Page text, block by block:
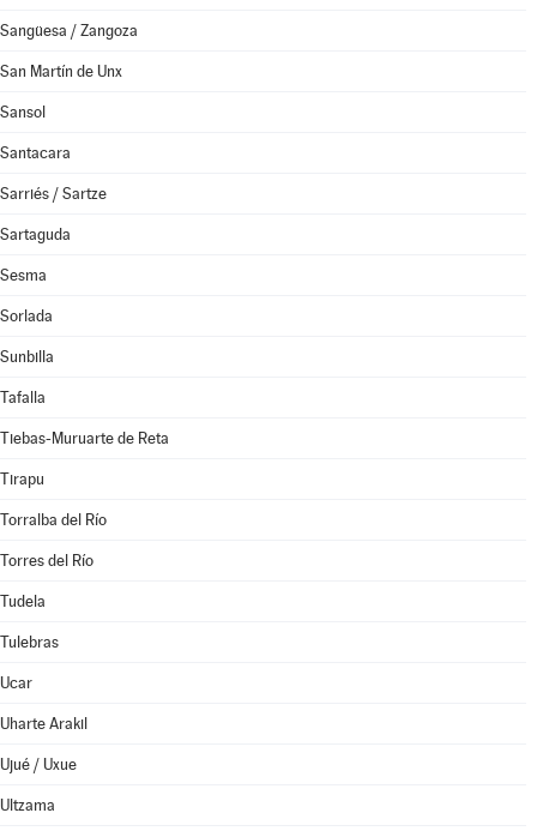
Sangüesa / Zangoza
San Martín de Unx
Sansol
Santacara
Sarriés / Sartze
Sartaguda
Sesma
Sorlada
Sunbilla
Tafalla
Tiebas-Muruarte de Reta
Tirapu
Torralba del Río
Torres del Río
Tudela
Tulebras
Ucar
Uharte Arakil
Ujué / Uxue
Ultzama